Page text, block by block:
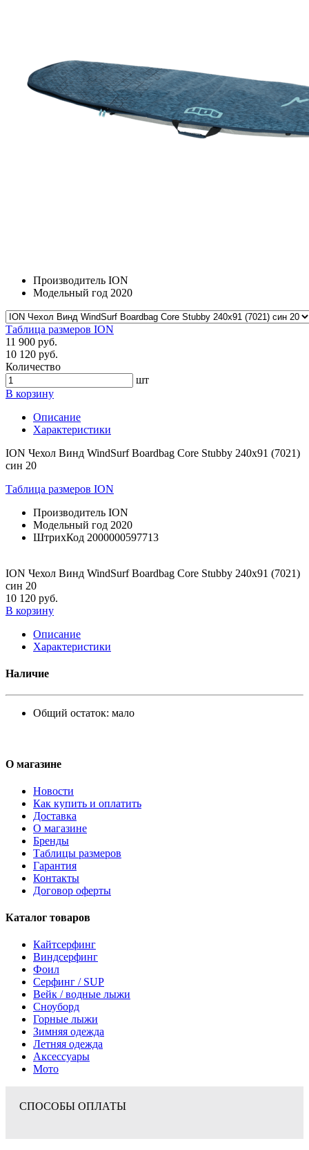
Производитель ION
Модельный год 2020
Таблица размеров ION
11 900 руб.
10 120 руб.
Количество
шт
В корзину
Описание
Характеристики
ION Чехол Винд WindSurf Boardbag Core Stubby 240x91 (7021)
син 20
Таблица размеров ION
Производитель ION
Модельный год 2020
ШтрихКод 2000000597713
ION Чехол Винд WindSurf Boardbag Core Stubby 240x91 (7021)
син 20
10 120 руб.
В корзину
Описание
Характеристики
Наличие
Общий остаток: мало
О магазине
Новости
Как купить и оплатить
Доставка
О магазине
Бренды
Таблицы размеров
Гарантия
Контакты
Договор оферты
Каталог товаров
Кайтсерфинг
Виндсерфинг
Фоил
Серфинг / SUP
Вейк / водные лыжи
Сноуборд
Горные лыжи
Зимняя одежда
Летняя одежда
Аксессуары
Мото
СПОСОБЫ ОПЛАТЫ